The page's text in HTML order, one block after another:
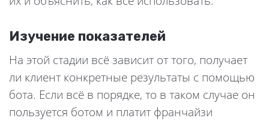
Изучение показателей
На этой стадии всё зависит от того, получает
ли клиент конкретные результаты с помощью
бота. Если всё в порядке, то в таком случае он
пользуется ботом и платит франчайзи